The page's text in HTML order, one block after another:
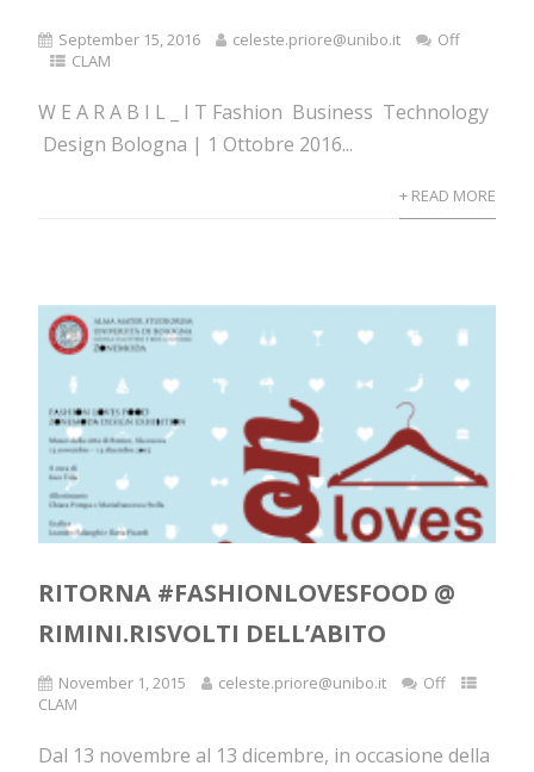
September 15, 2016 celeste.priore@unibo.it
Off
CLAM
W E A R A B I L _ I T Fashion Business Technology
Design Bologna | 1 Ottobre 2016...
+ READ MORE
RITORNA #FASHIONLOVESFOOD @
RIMINI.RISVOLTI DELL’ABITO
November 1, 2015 celeste.priore@unibo.it
Off
CLAM
Dal 13 novembre al 13 dicembre, in occasione della